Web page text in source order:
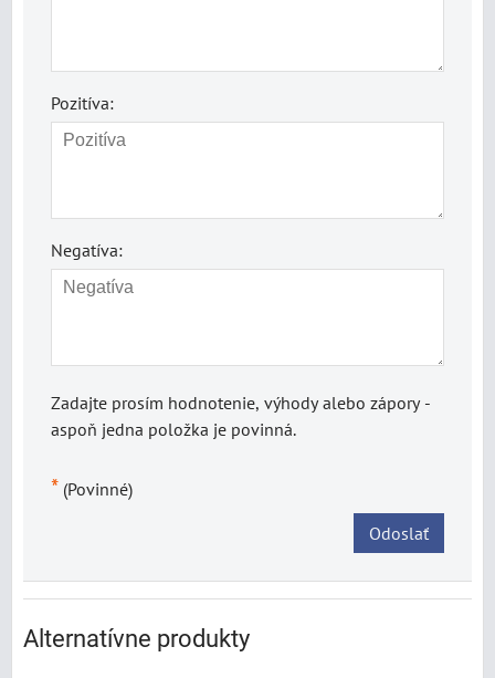
Pozitíva:
Negatíva:
Zadajte prosím hodnotenie, výhody alebo zápory -
aspoň jedna položka je povinná.
* (Povinné)
Odoslať
Alternatívne produkty